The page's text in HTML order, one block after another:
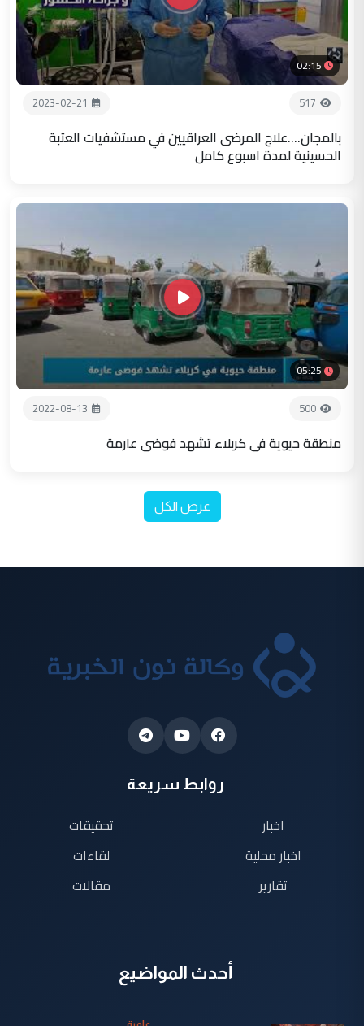
02:15
517
2023-02-21
بالمجان....علاج المرضى العراقيين في مستشفيات العتبة
الحسينية لمدة اسبوع كامل
05:25
500
2022-08-13
منطقة حيوية في كربلاء تشهد فوضى عارمة
عرض الكل
روابط سريعة
اخبار
اخبار محلية
تقارير
تحقيقات
لقاءات
مقالات
أحدث المواضيع